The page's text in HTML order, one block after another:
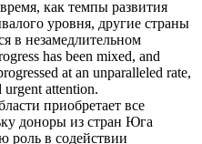
как темпы развития
уровня, другие страны
в незамедлительном
has been mixed, and
at an unparalleled rate,
urgent attention.
приобретает все
доноры из стран Юга
роль в содействии